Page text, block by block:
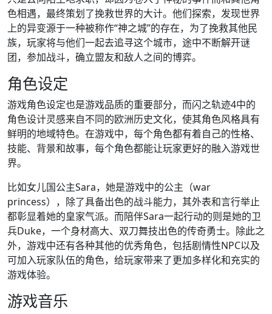
色相遇，最终策划了挽救世界的大计。他们探索，发现世界
上的异变源于一种被称作“神之城”的存在，为了挽救其他民
族，玩家将与他们一起去追寻这个城市，途中不断解开谜
团，参加战斗，确立盟友和敌人之间的博弈。
角色设定
游戏角色设定也是游戏品质的重要部分，而闪之轨迹4中的
角色设计灵感来自不同的欧洲历史文化，使其角色风格具有
鲜明的地域特色。在游戏中，每个角色都有着自己的性格、
技能、背景和故事，每个角色都能让玩家更好的融入游戏世
界。
比如女儿国公主Sara，她是游戏中的公主（war
princess），除了具备出色的战斗能力，其外表和言行举止
都彰显着她的皇家气派。而陪伴Sara一起行动的则是她的卫
兵Duke，一个身材高大、双刀舞技出色的传奇勇士。除此之
外，游戏中还有各种其他的优秀角色，包括剧情性NPC以及
可加入玩家队伍的角色，给玩家带来了更加多样化和充实的
游戏体验。
游戏音乐